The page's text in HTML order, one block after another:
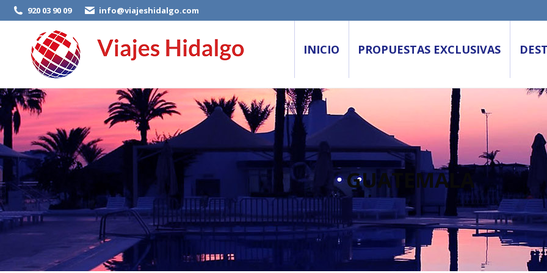
920 03 90 09 info@viajeshidalgo.com
INICIO PROPUESTAS EXCLUSIVAS
GUATEMALA